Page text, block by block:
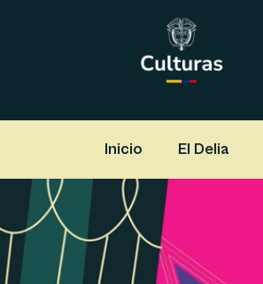
Inicio El Delia